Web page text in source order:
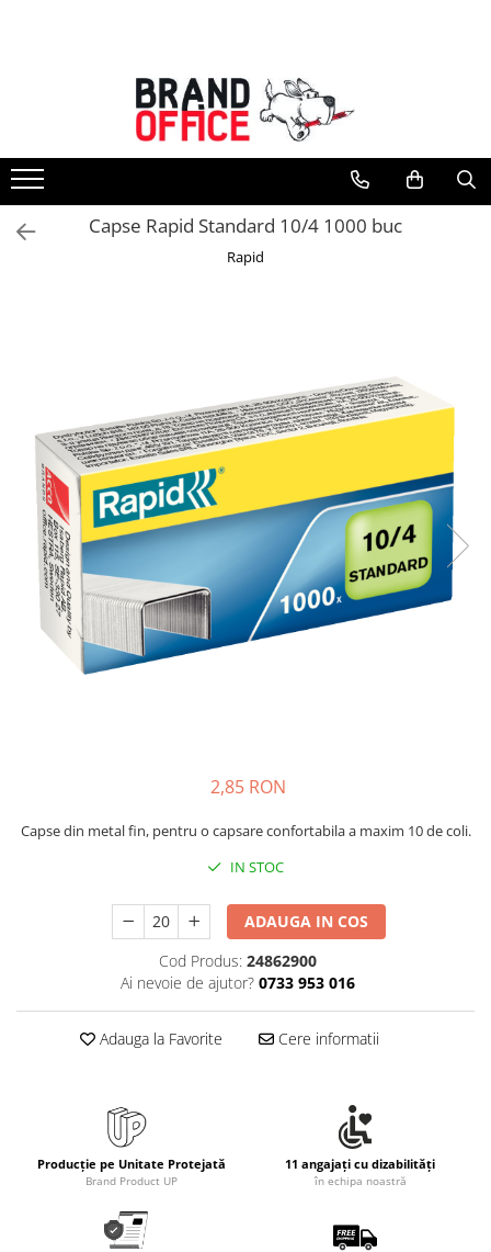
Unitate Protejata - PRODUCTIE
Hartie copiator si produse
tipografice
Produse consumabile din hartie
Detergenti si dezinfectanti
Birotica si papetarie
Hartie si articole din hartie
Bibliorafturi, caiete mecanice,
separatoare
Capsatoare, capse si perforatoare
Caiete si blocnotesuri
Dosare, folii protectie si mape
Accesorii diverse pentru birou
Pixuri metalice
Seturi de scris Premium
Instrumente de scris eco
Creioane mecanice si grafit
Textmarkere
Carioci si creioane colorate
Rezerve instrumente scris
Tavite documente si suporturi
Foarfece pentru birou
Capse Rapid Standard 10/4 1000 buc
Rapid
2,85 RON
Capse din metal fin, pentru o capsare confortabila a maxim 10 de coli.
IN STOC
ADAUGA IN COS
Cod Produs: 24862900
Ai nevoie de ajutor? 0733 953 016
Adauga la Favorite Cere informatii
Producție pe Unitate Protejată
Brand Product UP
11 angajați cu dizabilități
în echipa noastră